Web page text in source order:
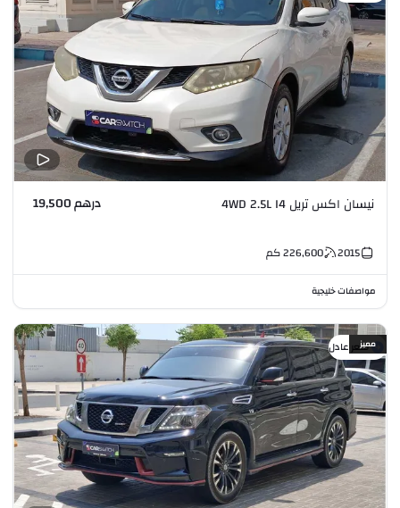
نيسان اكس تريل 4WD 2.5L I4 درهم 19,500
2015
226,600كم
مواصفات خليجية
سعر عادلمميز